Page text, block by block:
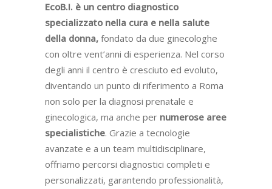
EcoB.I. è un centro diagnostico
specializzato nella cura e nella salute
della donna, fondato da due ginecologhe
con oltre vent’anni di esperienza. Nel corso
degli anni il centro è cresciuto ed evoluto,
diventando un punto di riferimento a Roma
non solo per la diagnosi prenatale e
ginecologica, ma anche per numerose aree
specialistiche. Grazie a tecnologie
avanzate e a un team multidisciplinare,
offriamo percorsi diagnostici completi e
personalizzati, garantendo professionalità,